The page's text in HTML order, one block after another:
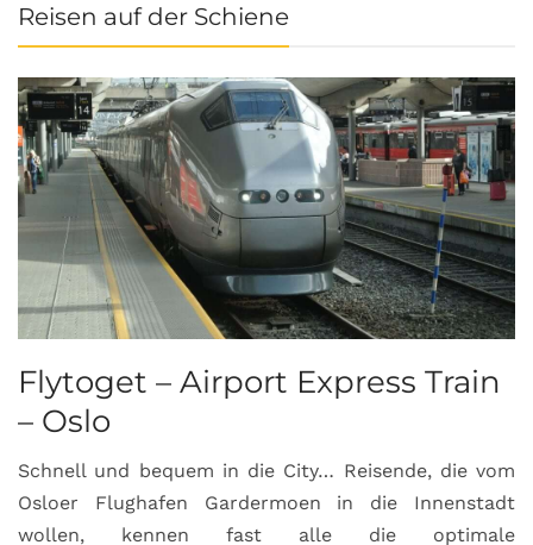
Reisen auf der Schiene
Flytoget – Airport Express Train
– Oslo
Schnell und bequem in die City… Reisende, die vom
Osloer Flughafen Gardermoen in die Innenstadt
wollen, kennen fast alle die optimale